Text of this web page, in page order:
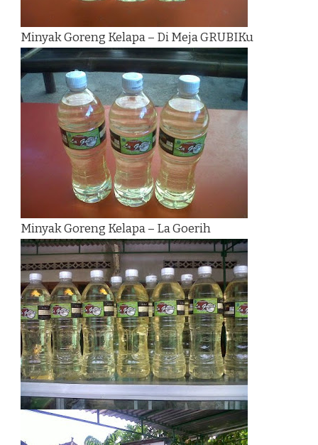
Minyak Goreng Kelapa – Di Meja GRUBIKu
Minyak Goreng Kelapa – La Goerih